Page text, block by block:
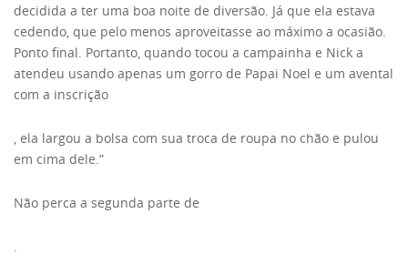
decidida a ter uma boa noite de diversão. Já que ela estava
cedendo, que pelo menos aproveitasse ao máximo a ocasião.
Ponto final. Portanto, quando tocou a campainha e Nick a
atendeu usando apenas um gorro de Papai Noel e um avental
com a inscrição
, ela largou a bolsa com sua troca de roupa no chão e pulou
em cima dele.”
Não perca a segunda parte de